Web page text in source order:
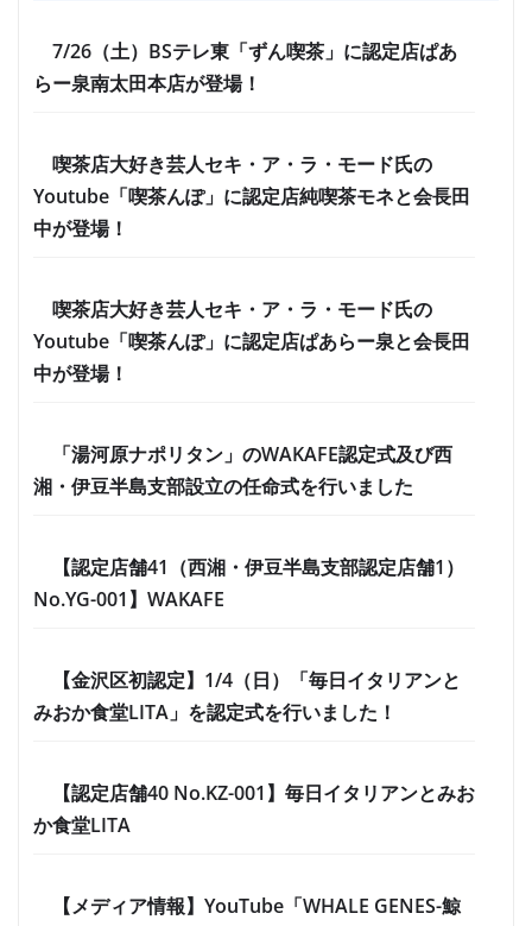
7/26（土）BSテレ東「ずん喫茶」に認定店ぱあ
らー泉南太田本店が登場！
喫茶店大好き芸人セキ・ア・ラ・モード氏の
Youtube「喫茶んぽ」に認定店純喫茶モネと会長田
中が登場！
喫茶店大好き芸人セキ・ア・ラ・モード氏の
Youtube「喫茶んぽ」に認定店ぱあらー泉と会長田
中が登場！
「湯河原ナポリタン」のWAKAFE認定式及び西
湘・伊豆半島支部設立の任命式を行いました
【認定店舗41（西湘・伊豆半島支部認定店舗1）
No.YG-001】WAKAFE
【金沢区初認定】1/4（日）「毎日イタリアンと
みおか食堂LITA」を認定式を行いました！
【認定店舗40 No.KZ-001】毎日イタリアンとみお
か食堂LITA
【メディア情報】YouTube「WHALE GENES-鯨